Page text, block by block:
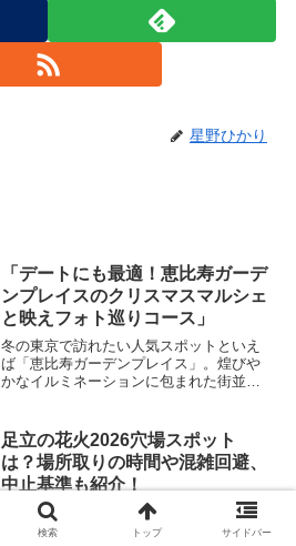
星野ひかり
「デートにも最適！恵比寿ガーデ
ンプレイスのクリスマスマルシェ
と映えフォト巡りコース」
冬の東京で訪れたい人気スポットといえ
ば「恵比寿ガーデンプレイス」。煌びや
かなイルミネーションに包まれた街並み
事では、恵比寿ガーデンプレイスの魅力
を余すことなく楽しむために...
足立の花火2026穴場スポット
は？場所取りの時間や混雑回避、
中止基準も紹介！
足立の花火2026を100%楽しむための完全
ガイド！完売した有料席に代わる高層レ
検索 トップ サイドバー